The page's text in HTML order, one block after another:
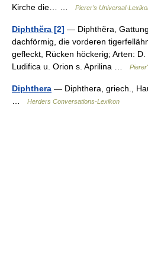
Kirche die… …
Pierer's Universal-
Diphthĕra [2] — Diphthĕra,
dachförmig, die vorderen
gefleckt, Rücken höckerig; Arten: D.
Ludifica u. Orion s. Aprilina …
Diphthera — Diphthera, griech.,
Herders Conversations-Lexikon